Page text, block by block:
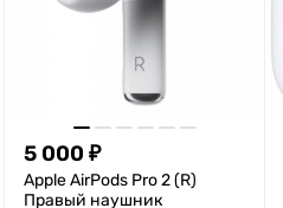
5 000 ₽
Apple AirPods Pro 2 (R)
Правый наушник